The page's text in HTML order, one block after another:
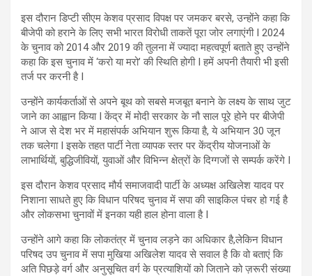
इस दौरान डिप्टी सीएम केशव प्रसाद विपक्ष पर जमकर बरसे, उन्‍होंने कहा कि
बीजेपी को हराने के लिए सभी भारत विरोधी ताकतें पूरा जोर लगाएंगी I 2024
के चुनाव को 2014 और 2019 की तुलना में ज्यादा महत्वपूर्ण बताते हुए उन्होंने
कहा कि इस चुनाव में ‘करो या मरो’ की स्थिति होगी I हमें अपनी तैयारी भी इसी
तर्ज पर करनी है I
उन्‍होंने कार्यकर्ताओं से अपने बूथ को सबसे मजबूत बनाने के लक्ष्‍य के साथ जुट
जाने का आह्वान किया I केंद्र में मोदी सरकार के नौ साल पूरे होने पर बीजेपी
ने आज से देश भर में महासंपर्क अभियान शुरू किया है, ये अभियान 30 जून
तक चलेगा I इसके तहत पार्टी नेता व्‍यापक स्‍तर पर केंद्रीय योजनाओं के
लाभार्थियों, बुद्ध‍िजीवियों, युवाओं और विभिन्‍न क्षेत्रों के दिग्‍गजों से सम्‍पर्क करेंगे I
इस दौरान केशव प्रसाद मौर्य समाजवादी पार्टी के अध्यक्ष अखिलेश यादव पर
निशाना साधते हुए कि विधान परिषद चुनाव में सपा की साइकिल पंचर हो गई है
और लोकसभा चुनावों में इनका यही हाल होना वाला है I
उन्होंने आगे कहा कि लोकतंत्र में चुनाव लड़ने का अधिकार है,लेकिन विधान
परिषद उप चुनाव में सपा मुखिया अखिलेश यादव से सवाल है कि वो बताएं कि
अति पिछड़े वर्ग और अनुसूचित वर्ग के प्रत्याशियों को जिताने को ज़रूरी संख्या